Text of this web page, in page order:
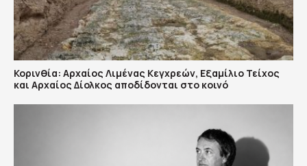
Κορινθία: Αρχαίος Λιμένας Κεγχρεών, Εξαμίλιο Τείχος
και Aρχαίος Δίολκος αποδίδονται στο κοινό